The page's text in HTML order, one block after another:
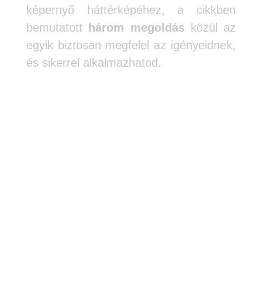
képernyő háttérképéhez, a cikkben
bemutatott
három megoldás közül az
egyik biztosan megfelel az igényeidnek,
és sikerrel alkalmazhatod.